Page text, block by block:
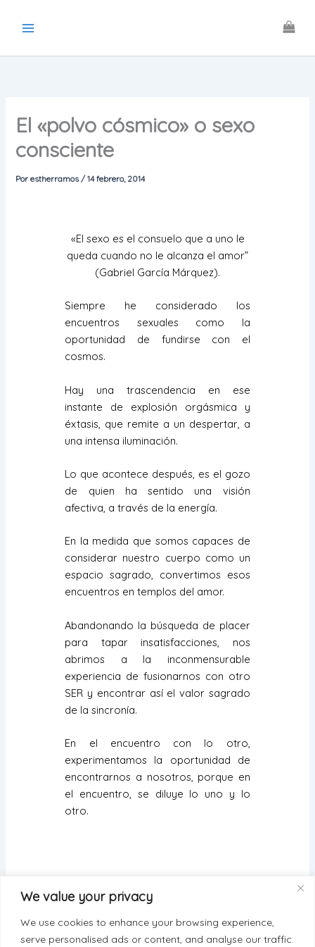
We value your privacy
We use cookies to enhance your browsing experience,
serve personalised ads or content, and analyse our traffic.
El «polvo cósmico» o sexo
consciente
Porestherramos/14 febrero, 2014
«El sexo es el consuelo que a uno le
queda cuando no le alcanza el amor”
(Gabriel García Márquez).
Siempre he considerado los
encuentros sexuales como la
oportunidad de fundirse con el
cosmos.
Hay una trascendencia en ese
instante de explosión orgásmica y
éxtasis, que remite a un despertar, a
una intensa iluminación.
Lo que acontece después, es el gozo
de quien ha sentido una visión
afectiva, a través de la energía.
En la medida que somos capaces de
considerar nuestro cuerpo como un
espacio sagrado, convertimos esos
encuentros en templos del amor.
Abandonando la búsqueda de placer
para tapar insatisfacciones, nos
abrimos a la inconmensurable
experiencia de fusionarnos con otro
SER y encontrar así el valor sagrado
de la sincronía.
En el encuentro con lo otro,
experimentamos la oportunidad de
encontrarnos a nosotros, porque en
el encuentro, se diluye lo uno y lo
otro.